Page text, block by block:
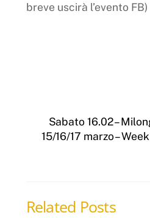
breve uscirà l’evento FB)
Sabato 16.02 –
15/16/17 marzo –
Related Posts